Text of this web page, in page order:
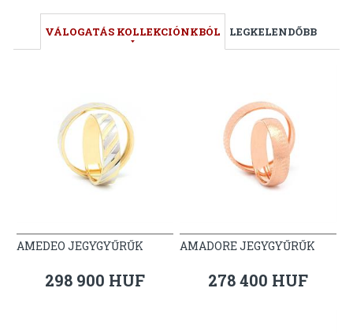
VÁLOGATÁS KOLLEKCIÓNKBÓL LEGKELENDŐBB
AMEDEO JEGYGYŰRŰK
298 900 HUF
AMADORE JEGYGYŰRŰK
278 400 HUF